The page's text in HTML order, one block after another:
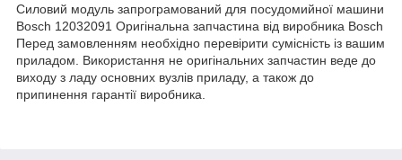
Силовий модуль запрограмований для посудомийної машини
Bosch 12032091 Оригінальна запчастина від виробника Bosch
Перед замовленням необхідно перевірити сумісність із вашим
приладом. Використання не оригінальних запчастин веде до
виходу з ладу основних вузлів приладу, а також до
припинення гарантії виробника.